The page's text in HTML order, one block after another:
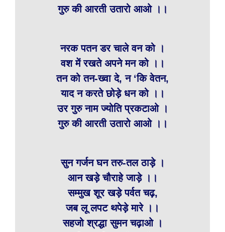
गुरु की आरती उतारो आओ ।।
नरक पतन डर चाले वन को ।
वश में रखते अपने मन को ।।
तन को तन-ख्वा दे, न ‘कि वेतन,
याद न करते छोड़े धन को ।।
उर गुरु नाम ज्योति प्रकटाओ ।
गुरु की आरती उतारो आओ ।।
सुन गर्जन घन तरु-तल ठाड़े ।
आन खड़े चौराहे जाड़े ।।
सम्मुख शूर खड़े पर्वत चढ़,
जब लू लपट थपेड़े मारे ।।
सहजो श्रद्धा सुमन चढ़ाओ ।